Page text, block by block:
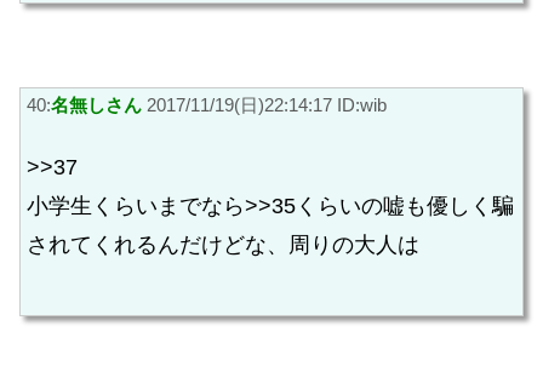
40:名無しさん 2017/11/19(日)22:14:17 ID:wib
>>37
小学生くらいまでなら>>35くらいの嘘も優しく騙
されてくれるんだけどな、周りの大人は